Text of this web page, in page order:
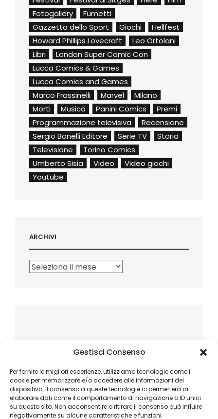
Gestisci Consenso
Per fornire le migliori esperienze, utilizziamo tecnologie come i
cookie per memorizzare e/o accedere alle informazioni del
dispositivo. Il consenso a queste tecnologie ci permetterà di
elaborare dati come il comportamento di navigazione o ID unici
su questo sito. Non acconsentire o ritirare il consenso può influire
negativamente su alcune caratteristiche e funzioni.
Fotogallery
Fumetti
Gazzetta dello Sport
Giochi
Hellfest
Howard Phillips Lovecraft
Leo Ortolani
Libri
London Super Comic Con
Lucca Comics & Games
Lucca Comics and Games
Marco Frassinelli
Marvel
Milano
Morti
Musica Panini Comics
Premi
Programmazione televisiva
Recensione
Sergio Bonelli Editore
Serie TV
Storia
Televisione
Torino Comics
Umberto Sisia
Video
Video giochi
Youtube
ARCHIVI
Archivi